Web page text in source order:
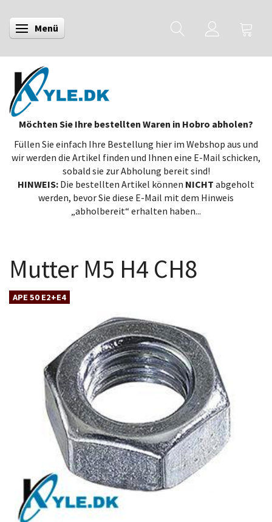
Anzeige ändern
Menü
Möchten Sie Ihre bestellten Waren in Hobro abholen?
Füllen Sie einfach Ihre Bestellung hier im Webshop aus und
wir werden die Artikel finden und Ihnen eine E-Mail schicken,
sobald sie zur Abholung bereit sind!
HINWEIS: Die bestellten Artikel können NICHT abgeholt
werden, bevor Sie diese E-Mail mit dem Hinweis
„abholbereit“ erhalten haben...
Mutter M5 H4 CH8
APE 50 E2+E4